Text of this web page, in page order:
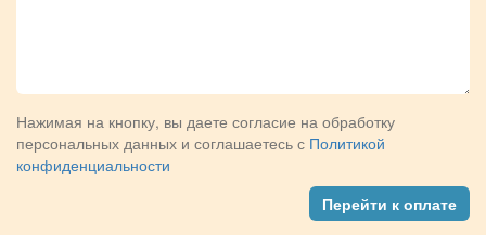
Нажимая на кнопку, вы даете согласие на обработку
персональных данных и соглашаетесь с Политикой
конфиденциальности
Перейти к оплате